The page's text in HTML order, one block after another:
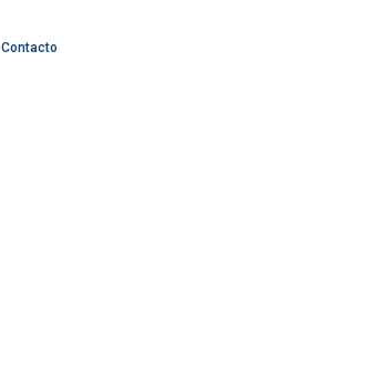
Contacto